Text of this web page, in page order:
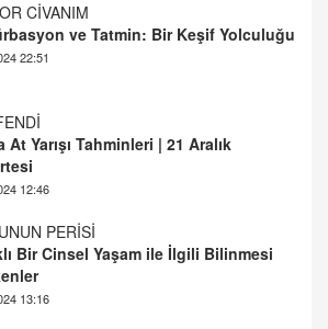
At Yarışı Tahminleri | 21 Aralık
PERİSİ
Bir Cinsel Yaşam ile İlgili Bilinmesi
13:16
ÖNALAN
Onaylanmasaydı…
Salı 00:11